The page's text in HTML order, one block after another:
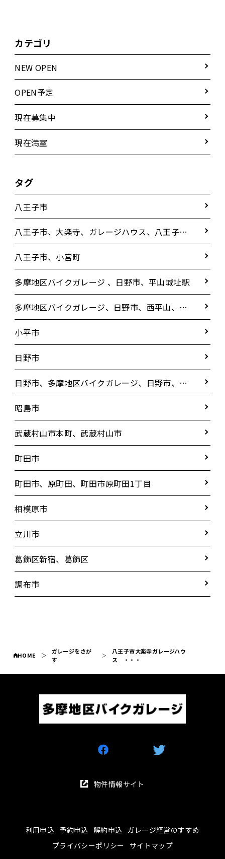
カテゴリ
NEW OPEN
OPEN予定
現在募集中
現在満室
タグ
八王子市
八王子市、大楽寺、ガレージハウス、八王子市
大楽寺ガレージハウス
八王子市、小宮町
多摩地区バイクガレージ 、日野市、平山城址駅
多摩地区バイクガレージ、日野市、西平山、4
丁目、コンテナタイプ
小平市
日野市
日野市、多摩地区バイクガレージ、日野市、南
平8丁目
昭島市
武蔵村山市本町、武蔵村山市
町田市
町田市、原町田、町田市原町田1丁目
相模原市
立川市
葛飾区新宿、葛飾区
調布市
HOME
ガレージをさが
す
八王子市大楽寺ガレージハウ
ス ・・・
物件情報サイト
利用申込 予約申込 解約申込 ガレージ経営のすすめ
プライバシーポリシー
サイトマップ